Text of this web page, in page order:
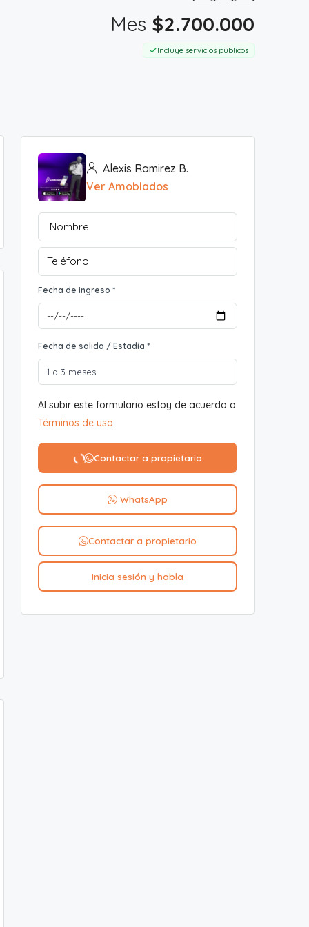
Mes $2.700.000
Incluye servicios públicos
Alexis Ramirez B.
Ver Amoblados
Fecha de ingreso *
Fecha de salida / Estadía *
Al subir este formulario estoy de acuerdo a
Términos de uso
Contactar a propietario
WhatsApp
Contactar a propietario
Inicia sesión y habla